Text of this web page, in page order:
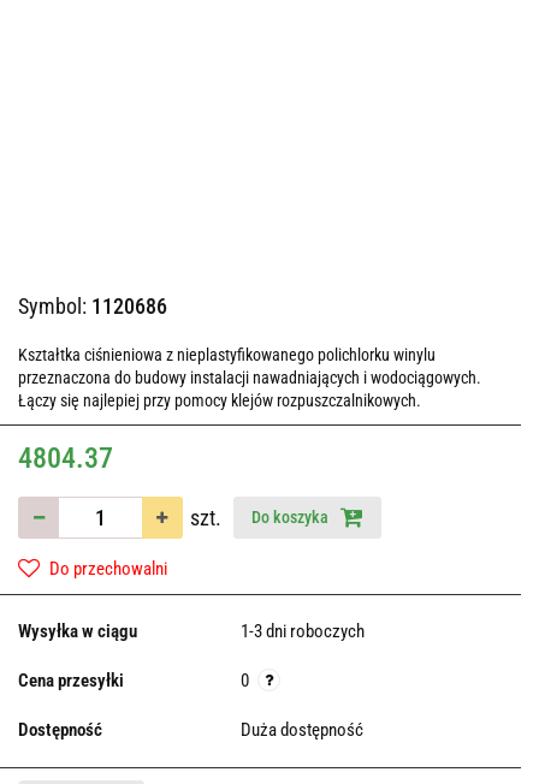
Symbol: 1120686
Kształtka ciśnieniowa z nieplastyfikowanego polichlorku winylu
przeznaczona do budowy instalacji nawadniających i wodociągowych.
Łączy się najlepiej przy pomocy klejów rozpuszczalnikowych.
4804.37
szt. Do koszyka
Do przechowalni
Wysyłka w ciągu 1-3 dni roboczych
Cena przesyłki 0
Dostępność Duża dostępność